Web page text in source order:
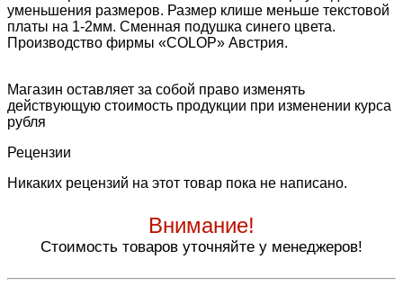
уменьшения размеров. Размер клише меньше текстовой
платы на 1-2мм. Сменная подушка синего цвета.
Производство фирмы «COLOP» Австрия.
Магазин оставляет за собой право изменять
действующую стоимость продукции при изменении курса
рубля
Рецензии
Никаких рецензий на этот товар пока не написано.
Внимание!
Стоимость товаров уточняйте у менеджеров!